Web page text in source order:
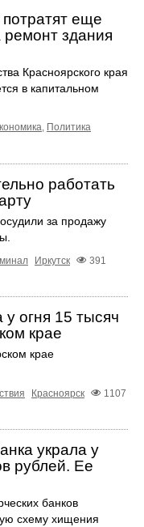
потратят еще
здания
Красноярского края
в капитальном
, Политика
работать
за продажу
Иркутск
391
огня 15 тысяч
крае
крае
Красноярск
1107
украла у
рублей. Ее
банков
схему хищения